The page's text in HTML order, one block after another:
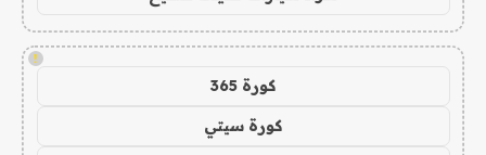
!
كورة 365
كورة سيتي